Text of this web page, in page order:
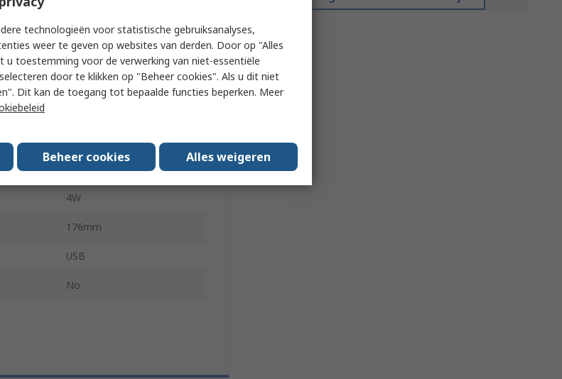
LEDLENSER
Inspection Lamp
Yes
Yes
220lm
4W
176mm
USB
No
technologieën voor statistische gebruiksanalyses,
weer te geven op websites van derden. Door op "Alles
u toestemming voor de verwerking van niet-essentiële
door te klikken op "Beheer cookies". Als u dit niet
Dit kan de toegang tot bepaalde functies beperken. Meer
Beheer cookies Alles weigeren